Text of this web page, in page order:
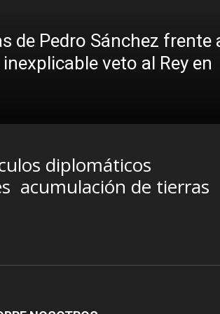
de Pedro Sánchez frente
veto al Rey en
diplomáticos
acumulación de tierras